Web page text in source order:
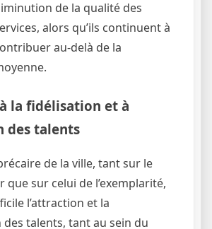
de la qualité des
alors qu’ils continuent à
au-delà de la
la fidélisation et à
des talents
de la ville, tant sur le
que sur celui de l’exemplarité,
l’attraction et la
talents, tant au sein du